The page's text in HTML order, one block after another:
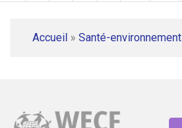
Accueil » Santé-environnement